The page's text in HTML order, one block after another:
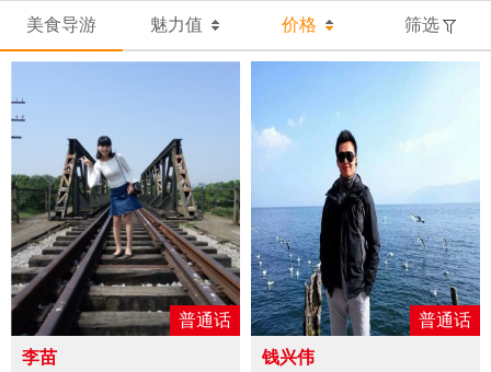
美食导游 魅力值 价格 筛选
普通话
李苗
普通话
钱兴伟